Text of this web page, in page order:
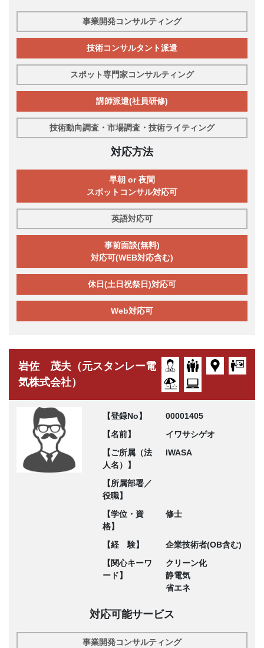
事業開発コンサルティング
技術コンサルタント派遣
スポット専門家コンサルティング
講師派遣(社員研修)
技術動向調査・市場調査・技術ライティング
対応方法
早朝 or 夜間
スポットコンサル対応可
英語対応可
事前面談(無料)
対応可(WEB対応含む)
休日(土日祝祭日)対応可
Web対応可
岩佐 茂夫（元スタンレー電
気株式会社）
【登録No】
00001405
【名前】
イワサシゲオ
【ご所属（法
人名）】
IWASA
【所属部署／
役職】
【学位・資
格】
修士
【経 験】
企業技術者(OB含む)
【関心キーワ
ード】
クリーン化
静電気
省エネ
対応可能サービス
事業開発コンサルティング